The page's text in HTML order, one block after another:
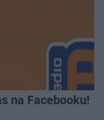
na Facebooku!